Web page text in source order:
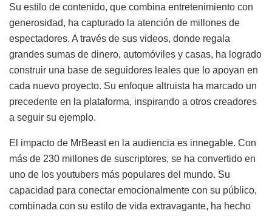
Su estilo de contenido, que combina entretenimiento con
generosidad, ha capturado la atención de millones de
espectadores. A través de sus videos, donde regala
grandes sumas de dinero, automóviles y casas, ha logrado
construir una base de seguidores leales que lo apoyan en
cada nuevo proyecto. Su enfoque altruista ha marcado un
precedente en la plataforma, inspirando a otros creadores
a seguir su ejemplo.
El impacto de MrBeast en la audiencia es innegable. Con
más de 230 millones de suscriptores, se ha convertido en
uno de los youtubers más populares del mundo. Su
capacidad para conectar emocionalmente con su público,
combinada con su estilo de vida extravagante, ha hecho